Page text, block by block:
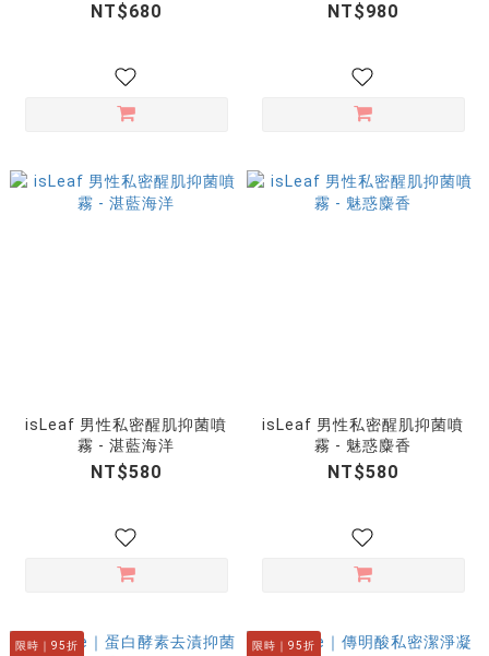
NT$680 NT$980
isLeaf 男性私密醒肌抑菌噴
霧 - 湛藍海洋
NT$580
isLeaf 男性私密醒肌抑菌噴
霧 - 魅惑麋香
NT$580
限時｜95折 限時｜95折